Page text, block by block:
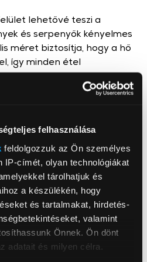
felhasználása
feldolgozzuk az Ön személyes
IP-címét, olyan technológiákat
tárolhatjuk és
a készülékén, hogy
és tartalmakat, hirdetés-
valamint
Önnek. Ön dönt
adatait és milyen célra.
lehetővé teszi a
és serpenyők kényelmes
méret biztosítja, hogy a hő
így minden étel
készül el.
hőmérséklet
szabályozás
pontosan beállítsa a
Legyen szó lassú
a hőmérsékletet
az optimális eredmény